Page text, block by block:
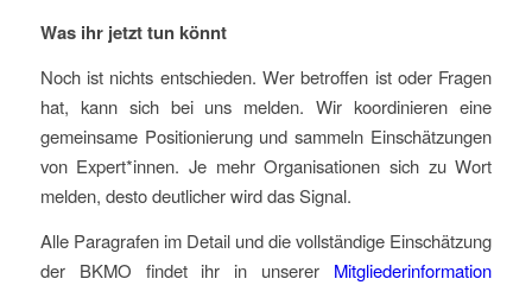
Was ihr jetzt tun könnt
Noch ist nichts entschieden. Wer betroffen ist oder Fragen
hat, kann sich bei uns melden. Wir koordinieren eine
gemeinsame Positionierung und sammeln Einschätzungen
von Expert*innen. Je mehr Organisationen sich zu Wort
melden, desto deutlicher wird das Signal.
Alle Paragrafen im Detail und die vollständige Einschätzung
der BKMO findet ihr in unserer Mitgliederinformation